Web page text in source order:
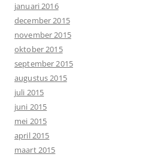
januari 2016
december 2015
november 2015
oktober 2015
september 2015
augustus 2015
juli 2015
juni 2015
mei 2015
april 2015
maart 2015